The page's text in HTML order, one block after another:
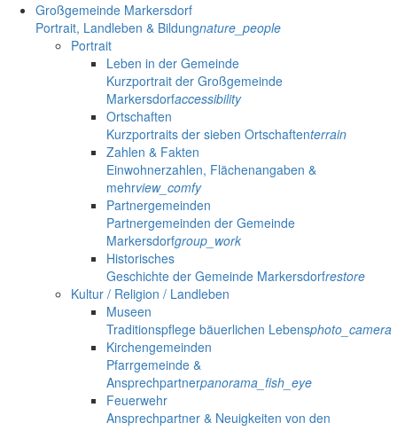
Großgemeinde Markersdorf
Portrait, Landleben & Bildungnature_people
Portrait
Leben in der Gemeinde
Kurzportrait der Großgemeinde
Markersdorfaccessibility
Ortschaften
Kurzportraits der sieben Ortschaftenterrain
Zahlen & Fakten
Einwohnerzahlen, Flächenangaben &
mehrview_comfy
Partnergemeinden
Partnergemeinden der Gemeinde
Markersdorfgroup_work
Historisches
Geschichte der Gemeinde Markersdorfrestore
Kultur / Religion / Landleben
Museen
Traditionspflege bäuerlichen Lebensphoto_camera
Kirchengemeinden
Pfarrgemeinde &
Ansprechpartnerpanorama_fish_eye
Feuerwehr
Ansprechpartner & Neuigkeiten von den